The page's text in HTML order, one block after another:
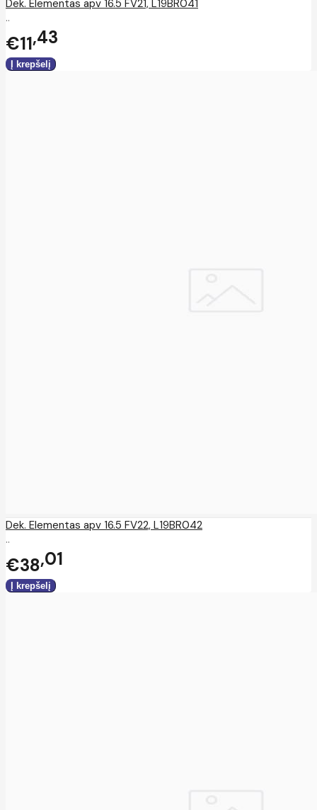
Dek. Elementas apv 16.5 FV21, L19BR041
..
€11 43
Dek. Elementas apv 16.5 FV22, L19BR042
..
€38 01